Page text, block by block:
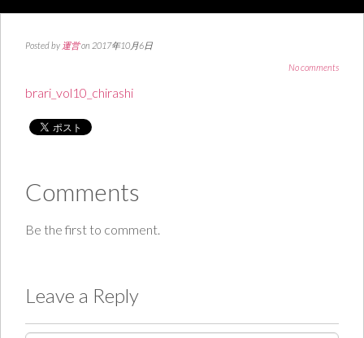
Posted by 運営on 2017年10月6日
No comments
brari_vol10_chirashi
Comments
Be the first to comment.
Leave a Reply